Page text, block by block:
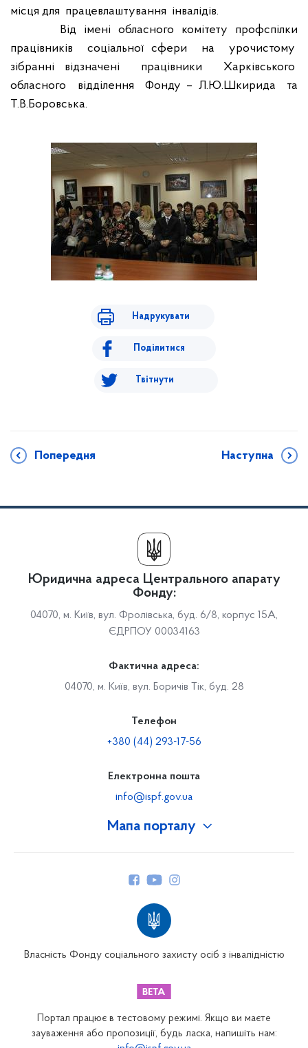
місця для працевлаштування інвалідів.
Від
імені обласного комітету
профспілки
працівників
соціальної сфери на
урочистому
зібранні відзначені
працівники
Харківського
обласного
відділення Фонду – Л.Ю.Шкирида
та
Т.В.Боровська.
Надрукувати
Поділитися
Твітнути
Попередня Наступна
Мапа порталу
Закарпатське відділення
Юридична адреса Центрального апарату
Фонду:
04070, м. Київ, вул. Фролівська, буд. 6/8, корпус 15А,
ЄДРПОУ 00034163
Фактична адреса:
04070, м. Київ, вул. Боричів Тік, буд. 28
Телефон
+380 (44) 293-17-56
Електронна пошта
info@ispf.gov.ua
Власність Фонду соціального захисту осіб з інвалідністю
Портал працює в тестовому режимі. Якщо ви маєте
зауваження або пропозиції, будь ласка, напишіть нам: